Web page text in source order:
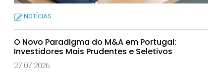
NOTÍCIAS
O Novo Paradigma do M&A em Portugal:
Investidores Mais Prudentes e Seletivos
27 07 2026